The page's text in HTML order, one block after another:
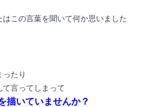
はこの言葉を聞いて何か思いました
ったり
て言ってしまって
描いていませんか？